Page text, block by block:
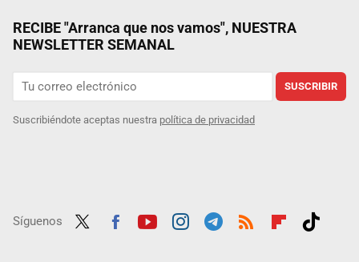
RECIBE "Arranca que nos vamos", NUESTRA
NEWSLETTER SEMANAL
SUSCRIBIR
Suscribiéndote aceptas nuestra política de privacidad
Síguenos